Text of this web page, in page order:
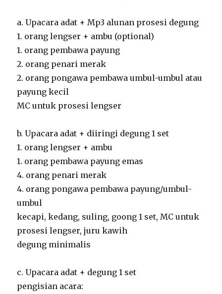
a. Upacara adat + Mp3 alunan prosesi degung
1. orang lengser + ambu (optional)
1. orang pembawa payung
2. orang penari merak
2. orang pongawa pembawa umbul-umbul atau
payung kecil
MC untuk prosesi lengser
b. Upacara adat + diiringi degung 1 set
1. orang lengser + ambu
1. orang pembawa payung emas
4. orang penari merak
4. orang pongawa pembawa payung/umbul-
umbul
kecapi, kedang, suling, goong 1 set, MC untuk
prosesi lengser, juru kawih
degung minimalis
c. Upacara adat + degung 1 set
pengisian acara: